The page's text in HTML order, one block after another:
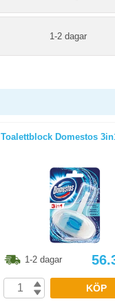
1-2 dagar
Toalettblock Domestos
1-2 dagar
KÖP